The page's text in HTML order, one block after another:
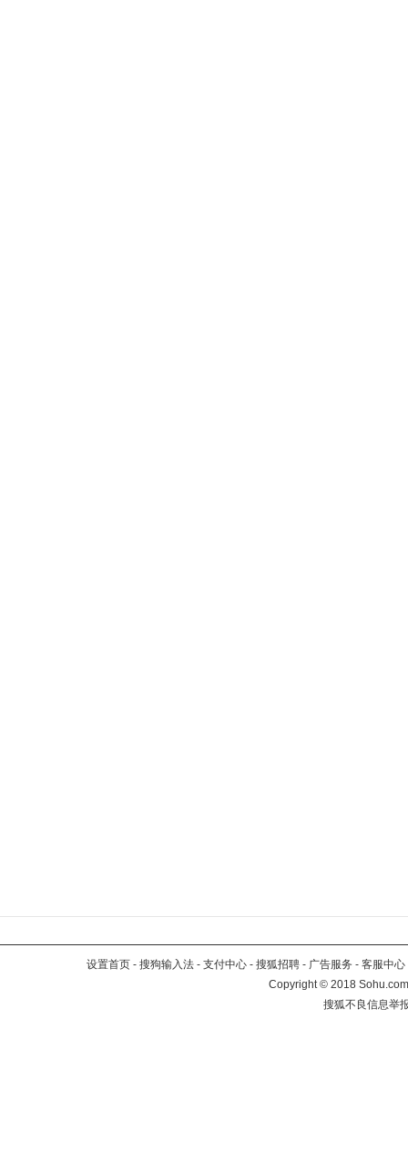
设置首页 - 搜狗输入法 - 支付中心 - 搜狐招聘 - 广告服务 - 客服中心
Copyright©2018
搜狐不良信息举